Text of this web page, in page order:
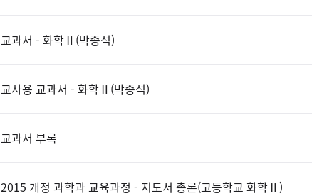
교과서 - 화학Ⅱ(박종석)
교사용 교과서 - 화학Ⅱ(박종석)
교과서 부록
2015 개정 과학과 교육과정 - 지도서 총론(고등학교 화학Ⅱ)